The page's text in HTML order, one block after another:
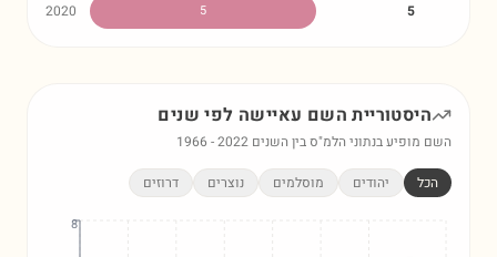
2020 5 5
היסטוריית השם עאיישה לפי שנים
השם מופיע בנתוני הלמ"ס בין השנים 1966 -2022
הכל יהודים מוסלמים נוצרים דרוזים
8